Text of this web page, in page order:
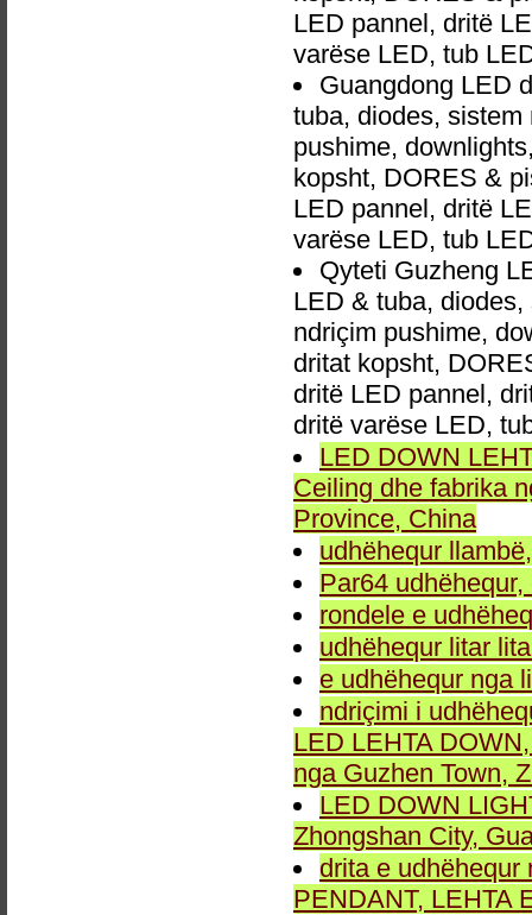
LED pannel, dritë
varëse LED, tub
Guangdong LED
tuba, diodes,
pushime,
kopsht, DORES &
LED pannel, dritë
varëse LED, tub
Qyteti Guzheng
LED & tuba,
ndriçim pushime,
dritat kopsht,
dritë LED pannel,
dritë varëse LED,
LED DOWN
Ceiling dhe fabrika
Province, China
udhëhequr
Par64
rondele e
udhëhequr litar
e udhëhequr nga
ndriçimi i
LED LEHTA
nga Guzhen Town,
LED DOWN
Zhongshan City,
drita e udhëhequr
PENDANT, LEHTA